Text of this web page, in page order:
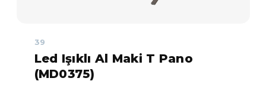
39
Led Işıklı Al Maki T Pano
(MD0375)